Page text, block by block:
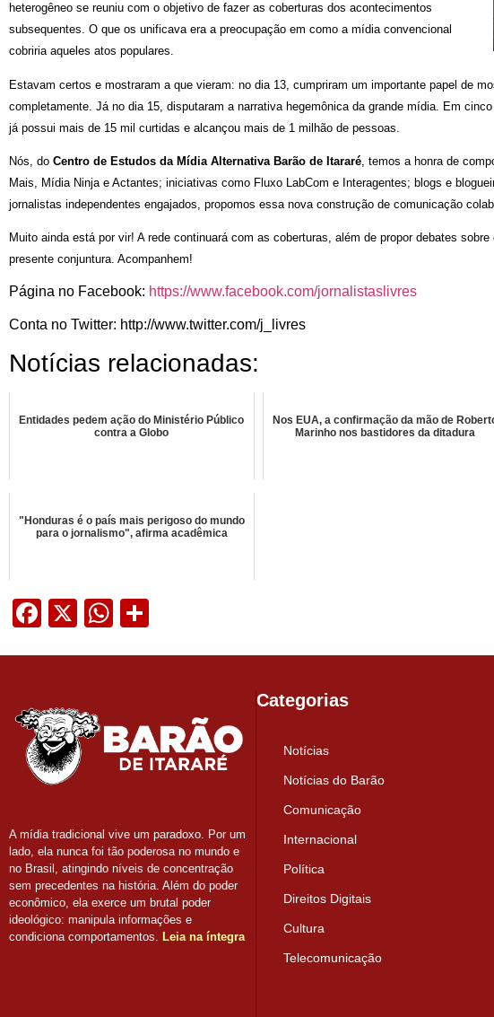
heterogêneo se reuniu com o objetivo de fazer as coberturas dos acontecimentos
subsequentes. O que os unificava era a preocupação em como a mídia convencional
cobriria aqueles atos populares.
Estavam certos e mostraram a que vieram: no dia 13, cumpriram um importante papel de
completamente. Já no dia 15, disputaram a narrativa hegemônica da grande mídia. Em
já possui mais de 15 mil curtidas e alcançou mais de 1 milhão de pessoas.
Nós, do Centro de Estudos da Mídia Alternativa Barão de Itararé , temos a honra de
Mais, Mídia Ninja e Actantes; iniciativas como Fluxo LabCom e Interagentes; blogs e
jornalistas independentes engajados, propomos essa nova construção de comunicação
Muito ainda está por vir! A rede continuará com as coberturas, além de propor debates
presente conjuntura. Acompanhem!
Página no Facebook: https://www.facebook.com/jornalistaslivres
Conta no Twitter: http://www.twitter.com/j_livres
Notícias relacionadas:
Entidades pedem ação do Ministério Público
contra a Globo
Nos EUA, a confirmação da mão de
Marinho nos bastidores da ditadura
"Honduras é o país mais perigoso do mundo
para o jornalismo", afirma acadêmica
Facebook
X WhatsApp
A mídia tradicional vive um paradoxo. Por um
lado, ela nunca foi tão poderosa no mundo e
no Brasil, atingindo níveis de concentração
sem precedentes na história. Além do poder
econômico, ela exerce um brutal poder
ideológico: manipula informações e
condiciona comportamentos. Leia na íntegra
Categorias
Notícias
Notícias do Barão
Comunicação
Internacional
Política
Direitos Digitais
Cultura
Telecomunicação